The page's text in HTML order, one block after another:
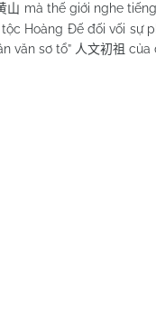
山 mà thế giới nghe
Hoàng Đế đối vối sự
văn sơ tổ” 人文初祖 của